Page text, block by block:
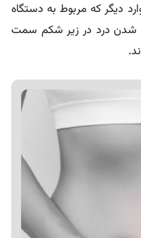
دیگر که مربوط به دستگاه
شدن درد در زیر شکم سمت